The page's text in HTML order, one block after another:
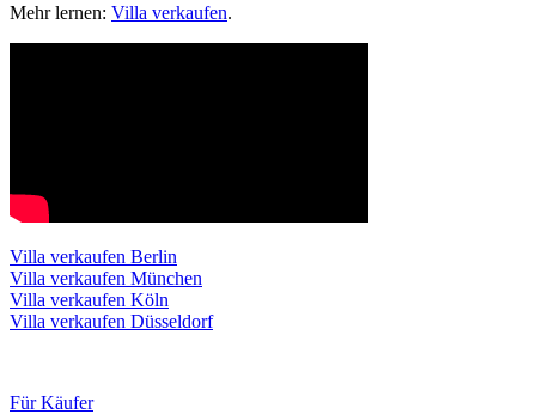
Mehr lernen: Villa verkaufen.
Villa verkaufen Berlin
Villa verkaufen München
Villa verkaufen Köln
Villa verkaufen Düsseldorf
Für Käufer